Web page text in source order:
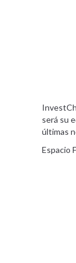
será su
últimas
Espacio